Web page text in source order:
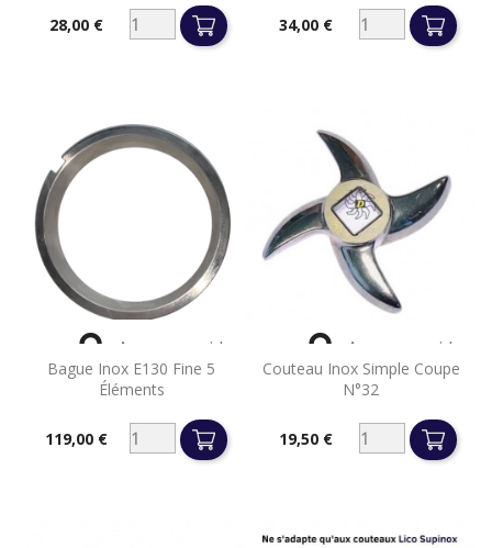
Prix28,00 € Prix34,00 €
Bague Inox E130 Fine 5
Éléments
Prix119,00 €
 Aperçu rapide
Couteau Inox Simple Coupe
N°32
19,50 €
 Aperçu rapide